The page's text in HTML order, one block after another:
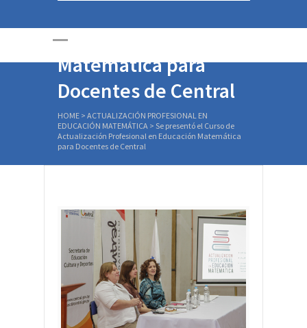
Educación
Matemática para
Docentes de Central
HOME > ACTUALIZACIÓN PROFESIONAL EN
EDUCACIÓN MATEMÁTICA > Se presentó el Curso de
Actualización Profesional en Educación Matemática
para Docentes de Central